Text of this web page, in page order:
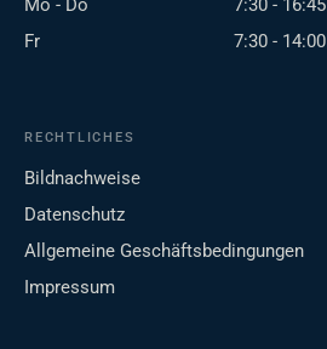
Mo - Do
7:30 - 16:45
Fr
7:30 - 14:00
RECHTLICHES
Bildnachweise
Datenschutz
Allgemeine Geschäftsbedingungen
Impressum